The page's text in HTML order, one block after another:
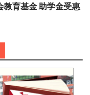
教育基金 助学金受惠